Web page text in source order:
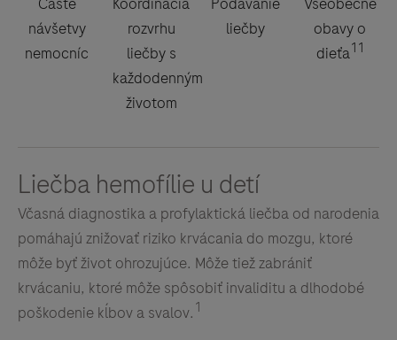
návšetvy
nemocníc
rozvrhu
liečby s
každodenným
životom
liečby
obavy o
dieťa11
Liečba hemofílie u detí
Včasná diagnostika a profylaktická liečba od narodenia
pomáhajú znižovať riziko krvácania do mozgu, ktoré
môže byť život ohrozujúce. Môže tiež zabrániť
krvácaniu, ktoré môže spôsobiť invaliditu a dlhodobé
poškodenie kĺbov a svalov. 1